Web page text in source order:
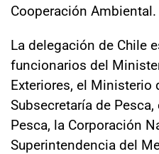
Cooperación Ambiental.
La delegación de Chile
funcionarios del
Exteriores, el Ministerio
Subsecretaría de
Pesca, la Corporación
Superintendencia del